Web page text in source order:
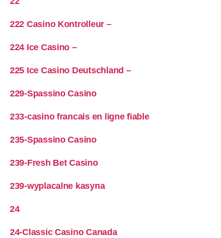
222 Casino Kontrolleur –
224 Ice Casino –
225 Ice Casino Deutschland –
229-Spassino Casino
233-casino francais en ligne fiable
235-Spassino Casino
239-Fresh Bet Casino
239-wyplacalne kasyna
24
24-Classic Casino Canada